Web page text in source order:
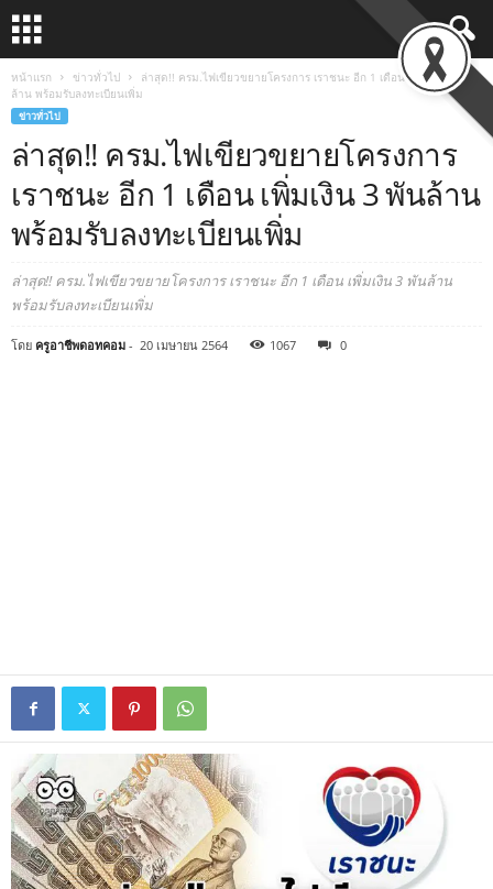
หน้าแรก ข่าวทั่วไป
ล่าสุด!! ครม.ไฟเขียวขยายโครงการ เราชนะ อีก 1 เดือน เพิ่มเงิน 3 พัน
ล้าน พร้อมรับลงทะเบียนเพิ่ม
ข่าวทั่วไป
ล่าสุด!! ครม.ไฟเขียวขยายโครงการ
เราชนะ อีก 1 เดือน เพิ่มเงิน 3 พันล้าน
พร้อมรับลงทะเบียนเพิ่ม
ล่าสุด!! ครม.ไฟเขียวขยายโครงการ เราชนะ อีก 1 เดือน เพิ่มเงิน 3 พันล้าน
พร้อมรับลงทะเบียนเพิ่ม
โดย ครูอาชีพดอทคอม - 20 เมษายน 2564 1067 0